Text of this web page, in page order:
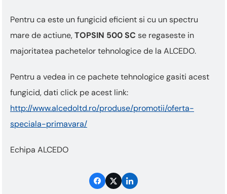
Pentru ca este un fungicid eficient si cu un spectru
mare de actiune,TOPSIN 500 SC se regaseste in
majoritatea pachetelor tehnologice de la ALCEDO.
Pentru a vedea in ce pachete tehnologice gasiti acest
fungicid, dati click pe acest link:
http://www.alcedoltd.ro/produse/promotii/oferta-
speciala-primavara/
Echipa ALCEDO